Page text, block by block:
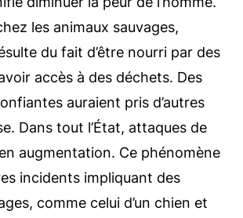
les animaux sauvages,
du fait d’être nourri par des
accès à des déchets. Des
auraient pris d’autres
Dans tout l’État, attaques de
augmentation. Ce phénomène
incidents impliquant des
comme celui d’un chien et